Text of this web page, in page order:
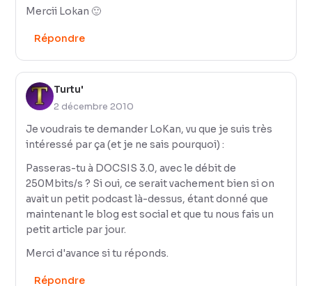
Mercii Lokan 🙂
Répondre
Turtu'
2 décembre 2010
Je voudrais te demander LoKan, vu que je suis très
intéressé par ça (et je ne sais pourquoi) :
Passeras-tu à DOCSIS 3.0, avec le débit de
250Mbits/s ? Si oui, ce serait vachement bien si on
avait un petit podcast là-dessus, étant donné que
maintenant le blog est social et que tu nous fais un
petit article par jour.
Merci d'avance si tu réponds.
Répondre